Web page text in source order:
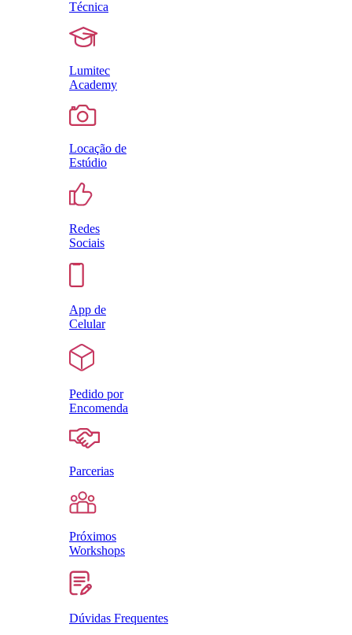
Técnica
Lumitec
Academy
Locação de
Estúdio
Redes
Sociais
App de
Celular
Pedido por
Encomenda
Parcerias
Próximos
Workshops
Dúvidas Frequentes